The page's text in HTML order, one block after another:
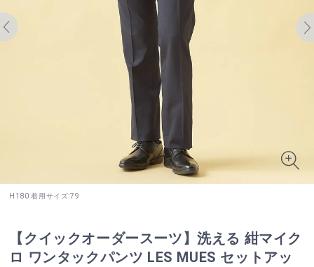
H180 着用サイズ:79
【クイックオーダースーツ】洗える 紺マイク
ロ ワンタックパンツ LES MUES セットアッ